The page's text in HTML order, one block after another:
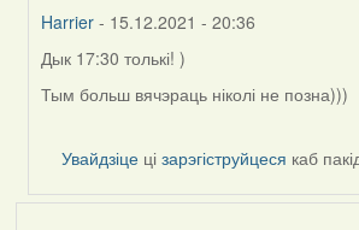
Harrier - 15.12.2021 - 20:36
In
reply
Peregrinus
Дык 17:30 толькі! )
Тым больш вячэраць ніколі не позна)))
Увайдзіце цізарэгіструйцеся каб